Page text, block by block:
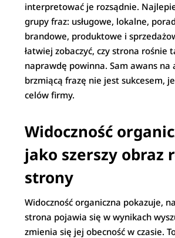
interpretować je rozsądnie.
grupy fraz: usługowe, lokalne,
brandowe, produktowe i
łatwiej zobaczyć, czy strona rośnie
naprawdę powinna. Sam awans na
brzmiącą frazę nie jest sukcesem,
celów firmy.
Widoczność
jako szerszy obraz
strony
Widoczność organiczna pokazuje,
strona pojawia się w wynikach
zmienia się jej obecność w czasie.